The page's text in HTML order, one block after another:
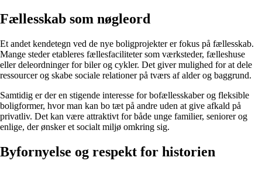
Fællesskab som nøgleord
Et andet kendetegn ved de nye boligprojekter er fokus på fællesskab.
Mange steder etableres fællesfaciliteter som værksteder, fælleshuse
eller deleordninger for biler og cykler. Det giver mulighed for at dele
ressourcer og skabe sociale relationer på tværs af alder og baggrund.
Samtidig er der en stigende interesse for bofællesskaber og fleksible
boligformer, hvor man kan bo tæt på andre uden at give afkald på
privatliv. Det kan være attraktivt for både unge familier, seniorer og
enlige, der ønsker et socialt miljø omkring sig.
Byfornyelse og respekt for historien